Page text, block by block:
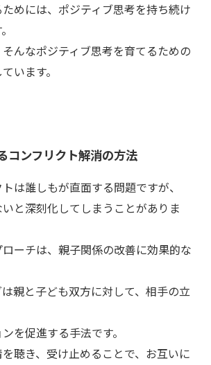
めには、ポジティブ思考を持ち続け
んなポジティブ思考を育てるための
います。
コンフリクト解消の方法
は誰しもが直面する問題ですが、
と深刻化してしまうことがありま
ーチは、親子関係の改善に効果的な
親と子ども双方に対して、相手の立
を促進する手法です。
聴き、受け止めることで、お互いに